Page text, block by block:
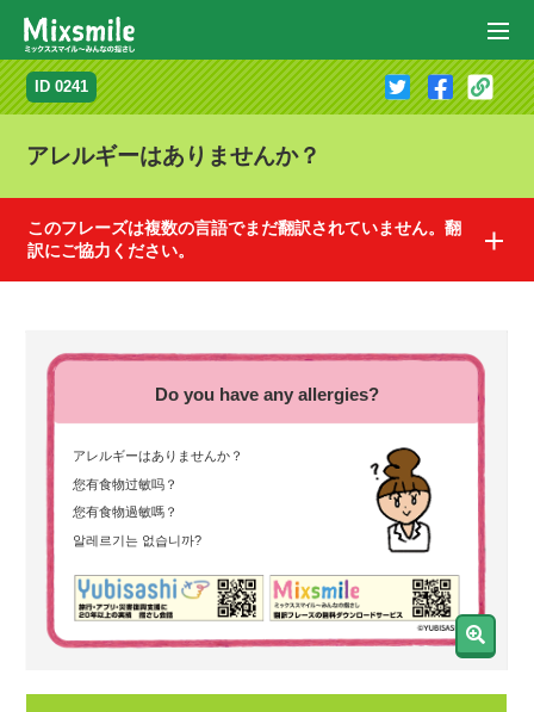
ID 0241
アレルギーはありませんか？
このフレーズは複数の言語でまだ翻訳されていません。翻
訳にご協力ください。
フランス語 スペイン語 ドイツ語